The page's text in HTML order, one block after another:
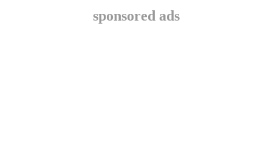
sponsored ads